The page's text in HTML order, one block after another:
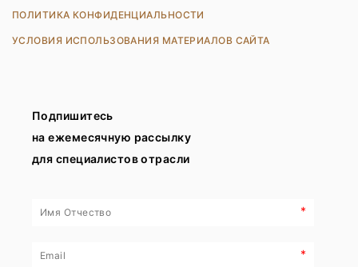
ПОЛИТИКА КОНФИДЕНЦИАЛЬНОСТИ
УСЛОВИЯ ИСПОЛЬЗОВАНИЯ МАТЕРИАЛОВ САЙТА
Подпишитесь
на ежемесячную рассылку
для специалистов отрасли
*
*